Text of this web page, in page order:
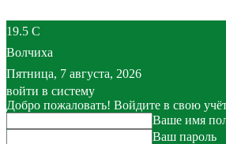
19.5 C
Волчиха
Пятница, 7 августа, 2026
войти в систему
Добро пожаловать! Войдите в свою
Ваше имя
Ваш пароль